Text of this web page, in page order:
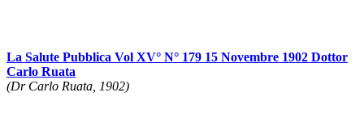
La Salute Pubblica Vol XV° N° 179 15 Novembre 1902 Dottor
Carlo Ruata
(Dr Carlo Ruata, 1902)